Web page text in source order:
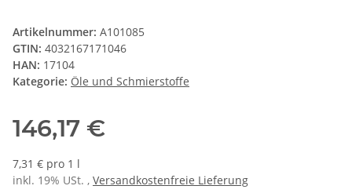
Artikelnummer: A101085
GTIN: 4032167171046
HAN: 17104
Kategorie: Öle und Schmierstoffe
146,17 €
7,31 € pro 1 l
inkl. 19% USt. , Versandkostenfreie Lieferung